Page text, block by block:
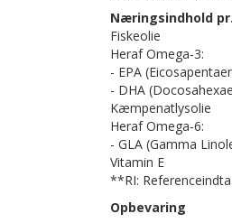
Næringsindhold
Fiskeolie
Heraf Omega-3:
- EPA
- DHA
Kæmpenatlysolie
Heraf Omega-6:
- GLA (Gamma
Vitamin E
**RI:
Opbevaring